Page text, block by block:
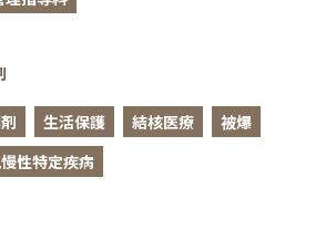
生活保護 結核医療
被爆
性特定疾病